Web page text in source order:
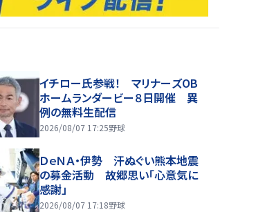
イチロー氏参戦！ マリナーズOB
ホームランダービー８日開催 異
例の無料生配信
2026/08/07 17:25野球
ＤｅＮＡ・伊勢 汗ぬぐい熊本地震
の募金活動 故郷思い「心意気に
感謝」
2026/08/07 17:18野球